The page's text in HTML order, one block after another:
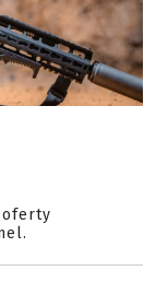
oferty